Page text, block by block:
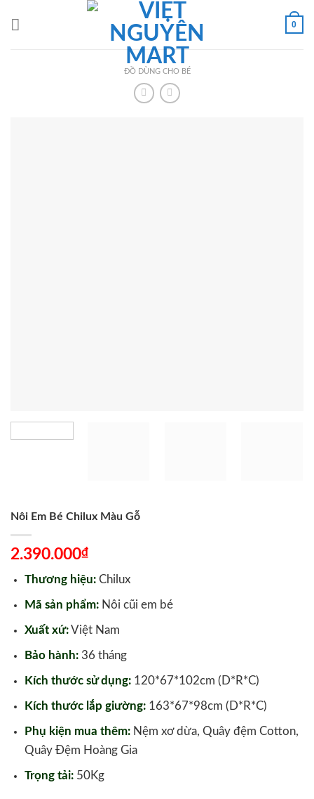
0
ĐỒ DÙNG CHO BÉ
Nôi Em Bé Chilux Màu Gỗ
2.390.000₫
Thương hiệu:Chilux
Mã sản phẩm:Nôi cũi em bé
Xuất xứ:Việt Nam
Bảo hành:36 tháng
Kích thước sử dụng:120*67*102cm (D*R*C)
Kích thước lắp giường:163*67*98cm (D*R*C)
Phụ kiện mua thêm:Nệm xơ dừa, Quây đệm Cotton,
Quây Đệm Hoàng Gia
Trọng tải:50Kg